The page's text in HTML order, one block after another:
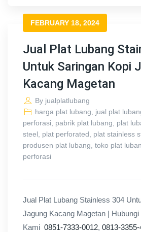
FEBRUARY 18, 2024
Jual Plat Lubang
Untuk Saringan Kopi
Kacang Magetan
By jualplatlubang
harga plat lubang
jual plat
perforasi
pabrik plat lubang
plat
steel
plat perforated plat stainless
produsen plat lubang toko plat
perforasi
Jual Plat Lubang Stainless 304
Jagung Kacang Magetan |
Kami 0851-7333-0012, 0813-3355-